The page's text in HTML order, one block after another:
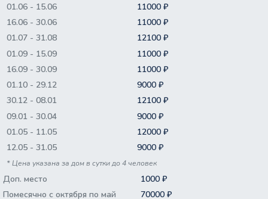
01.06 - 15.06
11000 ₽
16.06 - 30.06
11000 ₽
01.07 - 31.08
12100 ₽
01.09 - 15.09
11000 ₽
16.09 - 30.09
11000 ₽
01.10 - 29.12
9000 ₽
30.12 - 08.01
12100 ₽
09.01 - 30.04
9000 ₽
01.05 - 11.05
12000 ₽
12.05 - 31.05
9000 ₽
* Цена указана за дом в сутки до 4 человек
Доп. место
1000 ₽
Помесячно с октября по май
70000 ₽